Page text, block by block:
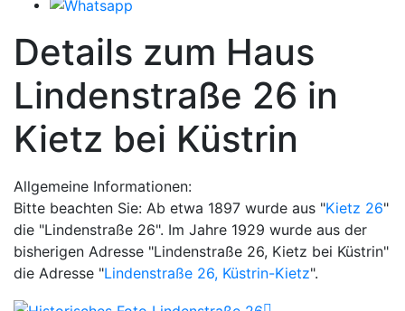
Details zum Haus
Lindenstraße 26 in
Kietz bei Küstrin
Allgemeine Informationen:
Bitte beachten Sie: Ab etwa 1897 wurde aus "Kietz 26"
die "Lindenstraße 26". Im Jahre 1929 wurde aus der
bisherigen Adresse "Lindenstraße 26, Kietz bei Küstrin"
die Adresse "Lindenstraße 26, Küstrin-Kietz".